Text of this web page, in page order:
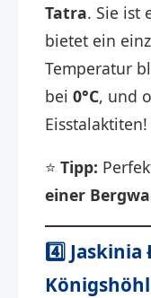
Tatra. Sie ist
bietet ein
Temperatur
bei 0°C, und
Eisstalaktiten!
⭐ Tipp:
einer
4️⃣ Jaskinia